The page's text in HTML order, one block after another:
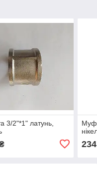
3/2"*1" латунь,
234